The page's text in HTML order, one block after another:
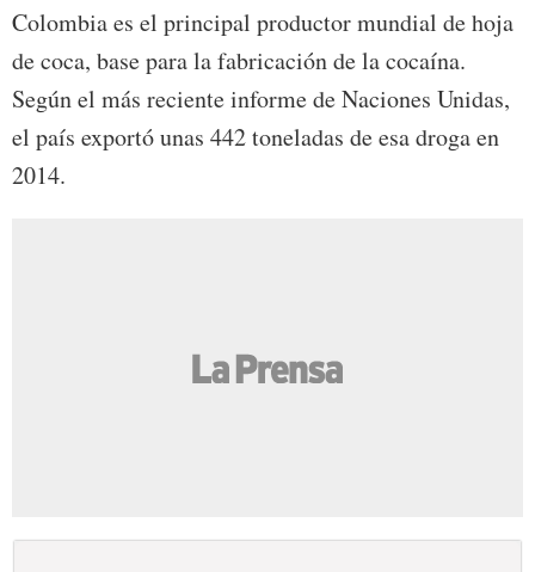
Colombia es el principal productor mundial de hoja
de coca, base para la fabricación de la cocaína.
Según el más reciente informe de Naciones Unidas,
el país exportó unas 442 toneladas de esa droga en
2014.